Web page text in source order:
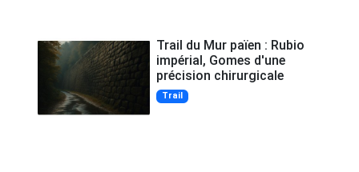
Trail du Mur païen : Rubio
impérial, Gomes d'une
précision chirurgicale
Trail